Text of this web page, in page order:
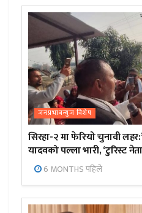
जनप्रभाबन्युज विशेष
सिरहा-२ मा फेरियो चुनावी
यादवको पल्ला भारी, ‘टुरिस्ट
6 MONTHS पहिले